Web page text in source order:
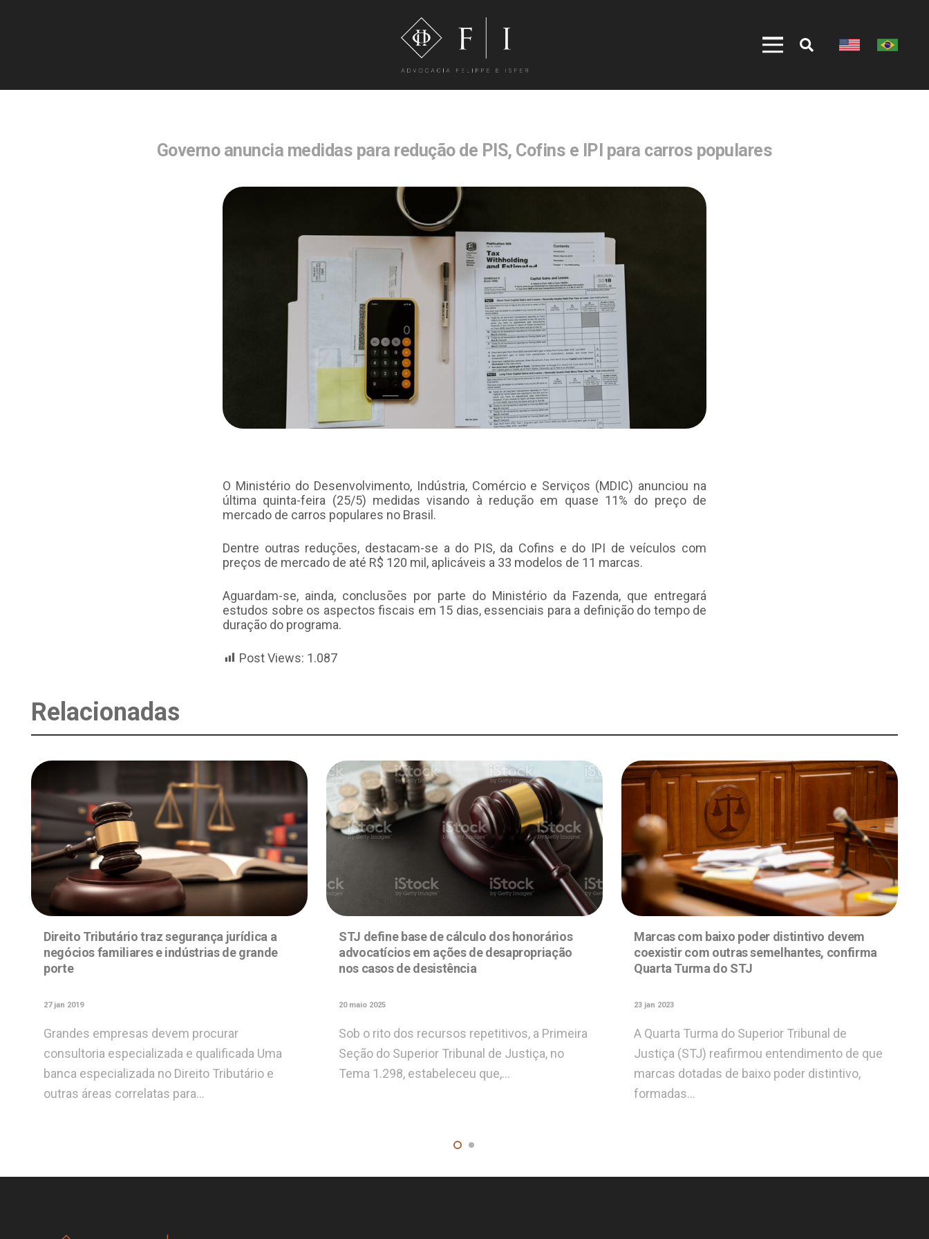
Governo anuncia medidas para redução de PIS, Cofins e IPI para carros populares
O Ministério do Desenvolvimento, Indústria, Comércio e Serviços (MDIC) anunciou na
última quinta-feira (25/5) medidas visando à redução em quase 11% do preço de
mercado de carros populares no Brasil.
Dentre outras reduções, destacam-se a do PIS, da Cofins e do IPI de veículos com
preços de mercado de até R$ 120 mil, aplicáveis a 33 modelos de 11 marcas.
Aguardam-se, ainda, conclusões por parte do Ministério da Fazenda, que entregará
estudos sobre os aspectos fiscais em 15 dias, essenciais para a definição do tempo de
duração do programa.
Post Views: 1.087
Relacionadas
Direito Tributário traz segurança jurídica a
negócios familiares e indústrias de grande
porte
27 jan 2019
Grandes empresas devem procurar
consultoria especializada e qualificada Uma
banca especializada no Direito Tributário e
outras áreas correlatas para…
STJ define base de cálculo dos honorários
advocatícios em ações de desapropriação
nos casos de desistência
20 maio 2025
Sob o rito dos recursos repetitivos, a Primeira
Seção do Superior Tribunal de Justiça, no
Tema 1.298, estabeleceu que,…
Marcas com baixo poder distintivo devem
coexistir com outras semelhantes, confirma
Quarta Turma do STJ
23 jan 2023
A Quarta Turma do Superior Tribunal de
Justiça (STJ) reafirmou entendimento de que
marcas dotadas de baixo poder distintivo,
formadas…